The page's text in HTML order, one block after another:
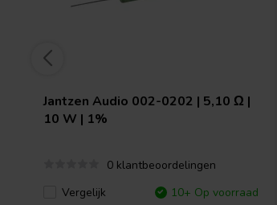
Jantzen Audio 002-0202 | 5,10 Ω |
10 W | 1%
0 klantbeoordelingen
Vergelijk
10+ Op voorraad